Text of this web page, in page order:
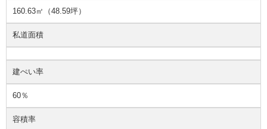
160.63㎡（48.59坪）
私道面積
建ぺい率
60％
容積率